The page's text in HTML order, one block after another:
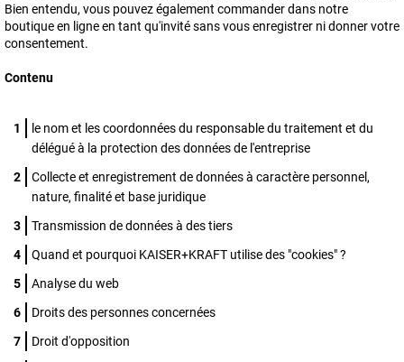
Bien entendu, vous pouvez également commander dans notre
boutique en ligne en tant qu'invité sans vous enregistrer ni donner votre
consentement.
Contenu
le nom et les coordonnées du responsable du traitement et du
délégué à la protection des données de l'entreprise
Collecte et enregistrement de données à caractère personnel,
nature, finalité et base juridique
Transmission de données à des tiers
Quand et pourquoi KAISER+KRAFT utilise des "cookies" ?
Analyse du web
Droits des personnes concernées
Droit d'opposition